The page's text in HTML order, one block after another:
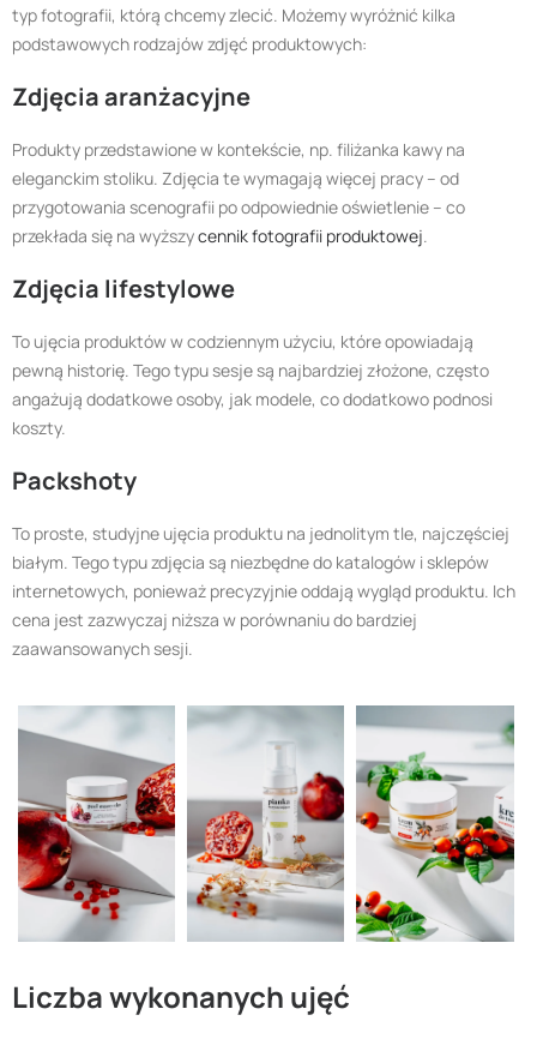
typ fotografii, którą chcemy zlecić. Możemy wyróżnić kilka
podstawowych rodzajów zdjęć produktowych:
Zdjęcia aranżacyjne
Produkty przedstawione w kontekście, np. filiżanka kawy na
eleganckim stoliku. Zdjęcia te wymagają więcej pracy – od
przygotowania scenografii po odpowiednie oświetlenie – co
przekłada się na wyższycennik fotografii produktowej.
Zdjęcia lifestylowe
To ujęcia produktów w codziennym użyciu, które opowiadają
pewną historię. Tego typu sesje są najbardziej złożone, często
angażują dodatkowe osoby, jak modele, co dodatkowo podnosi
koszty.
Packshoty
To proste, studyjne ujęcia produktu na jednolitym tle, najczęściej
białym. Tego typu zdjęcia są niezbędne do katalogów i sklepów
internetowych, ponieważ precyzyjnie oddają wygląd produktu. Ich
cena jest zazwyczaj niższa w porównaniu do bardziej
zaawansowanych sesji.
Liczba wykonanych ujęć